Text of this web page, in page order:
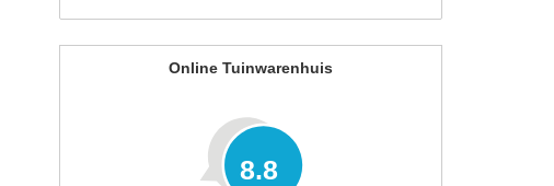
Online Tuinwarenhuis
8.8